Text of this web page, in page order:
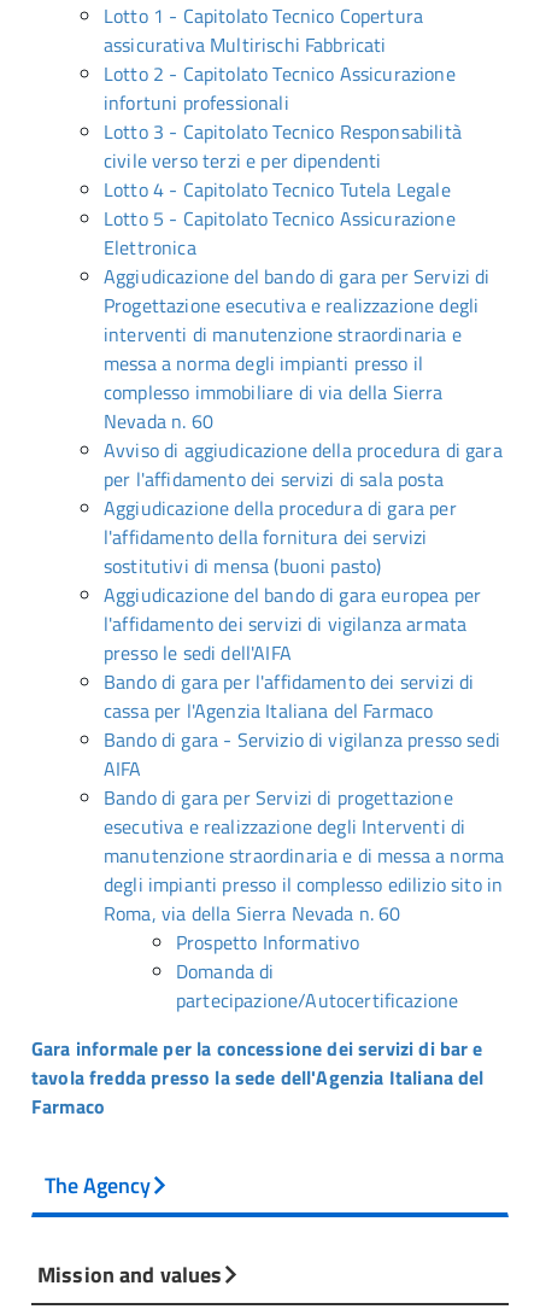
Lotto 1 - Capitolato Tecnico Copertura
assicurativa Multirischi Fabbricati
Lotto 2 - Capitolato Tecnico Assicurazione
infortuni professionali
Lotto 3 - Capitolato Tecnico Responsabilità
civile verso terzi e per dipendenti
Lotto 4 - Capitolato Tecnico Tutela Legale
Lotto 5 - Capitolato Tecnico Assicurazione
Elettronica
Aggiudicazione del bando di gara per Servizi di
Progettazione esecutiva e realizzazione degli
interventi di manutenzione straordinaria e
messa a norma degli impianti presso il
complesso immobiliare di via della Sierra
Nevada n. 60
Avviso di aggiudicazione della procedura di gara
per l'affidamento dei servizi di sala posta
Aggiudicazione della procedura di gara per
l'affidamento della fornitura dei servizi
sostitutivi di mensa (buoni pasto)
Aggiudicazione del bando di gara europea per
l'affidamento dei servizi di vigilanza armata
presso le sedi dell'AIFA
Bando di gara per l'affidamento dei servizi di
cassa per l'Agenzia Italiana del Farmaco
Bando di gara - Servizio di vigilanza presso sedi
AIFA
Bando di gara per Servizi di progettazione
esecutiva e realizzazione degli Interventi di
manutenzione straordinaria e di messa a norma
degli impianti presso il complesso edilizio sito in
Roma, via della Sierra Nevada n. 60
Prospetto Informativo
Domanda di
partecipazione/Autocertificazione
Gara informale per la concessione dei servizi di bar e
tavola fredda presso la sede dell'Agenzia Italiana del
Farmaco
The Agency
Mission and values